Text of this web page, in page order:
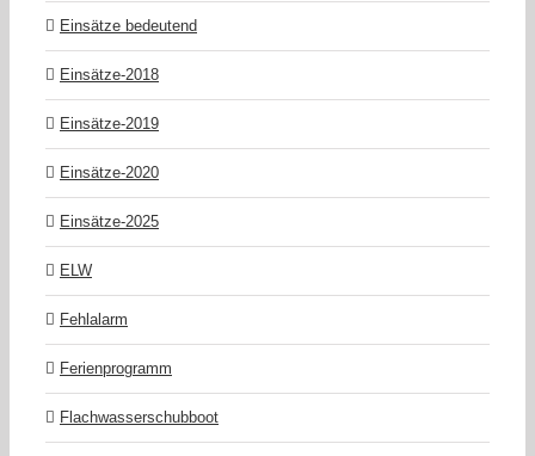
Einsätze bedeutend
Einsätze-2018
Einsätze-2019
Einsätze-2020
Einsätze-2025
ELW
Fehlalarm
Ferienprogramm
Flachwasserschubboot